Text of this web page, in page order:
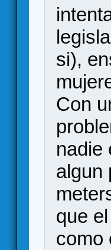
si),
Con
nadie
algun
que
como